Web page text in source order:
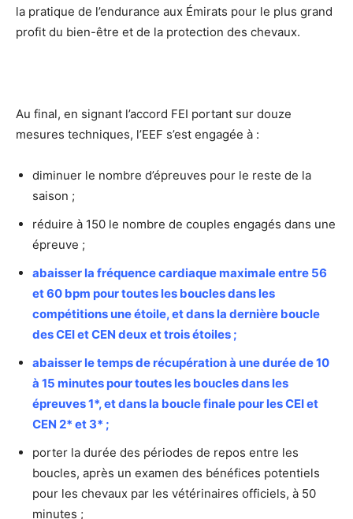
la pratique de l’endurance aux Émirats pour le plus grand
profit du bien-être et de la protection des chevaux.
Au final, en signant l’accord FEI portant sur douze
mesures techniques, l’EEF s’est engagée à :
diminuer le nombre d’épreuves pour le reste de la
saison ;
réduire à 150 le nombre de couples engagés dans une
épreuve ;
abaisser la fréquence cardiaque maximale entre 56
et 60 bpm pour toutes les boucles dans les
compétitions une étoile, et dans la dernière boucle
des CEI et CEN deux et trois étoiles ;
abaisser le temps de récupération à une durée de 10
à 15 minutes pour toutes les boucles dans les
épreuves 1*, et dans la boucle finale pour les CEI et
CEN 2* et 3* ;
porter la durée des périodes de repos entre les
boucles, après un examen des bénéfices potentiels
pour les chevaux par les vétérinaires officiels, à 50
minutes ;